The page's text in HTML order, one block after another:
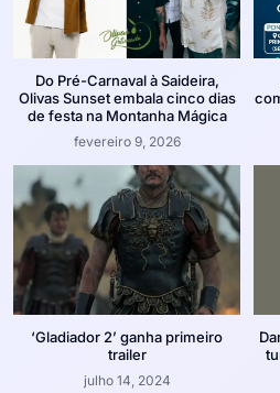
Do Pré-Carnaval à Saideira,
Olivas Sunset embala cinco dias
de festa na Montanha Mágica
fevereiro 9, 2026
‘Gladiador 2’ ganha primeiro
trailer
julho 14, 2024